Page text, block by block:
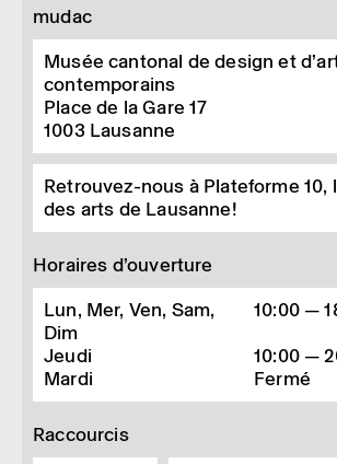
mudac
Musée cantonal de design et
contemporains
Place de la Gare 17
1003 Lausanne
Retrouvez-nous à Plateforme 10,
des arts de Lausanne!
Horaires d’ouverture
Lun, Mer, Ven, Sam,
Dim
10:00 —
Jeudi
10:00 —
Mardi
Fermé
Raccourcis